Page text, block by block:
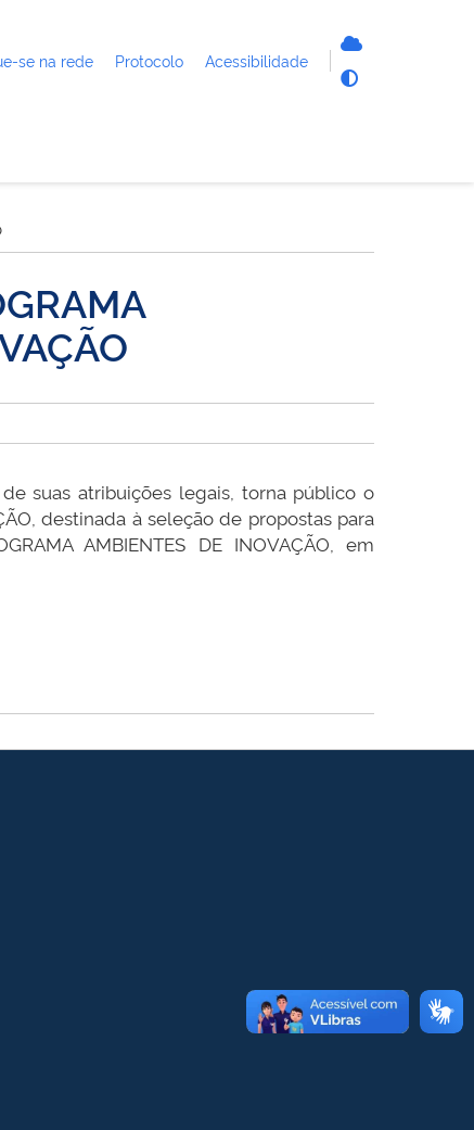
se na rede Protocolo Acessibilidade
suas atribuições legais, torna público o
destinada à seleção de propostas para
AMBIENTES DE INOVAÇÃO, em